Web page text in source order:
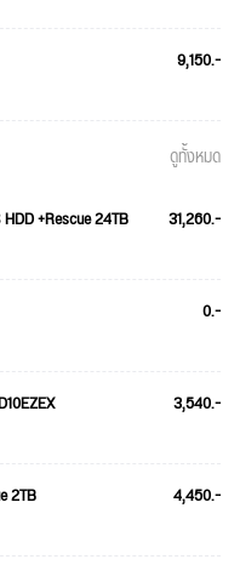
9,150.-
ดูทั้งหมด
+Rescue 24TB 31,260.-
0.-
3,540.-
2TB 4,450.-